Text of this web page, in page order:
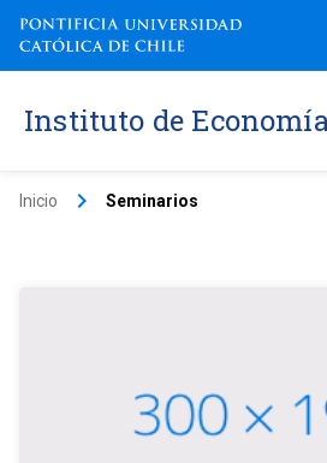
Instituto de
Inicio keyboard_arrow_right Seminarios